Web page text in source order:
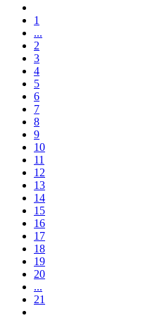
1
...
2
3
4
5
6
7
8
9
10
11
12
13
14
15
16
17
18
19
20
...
21